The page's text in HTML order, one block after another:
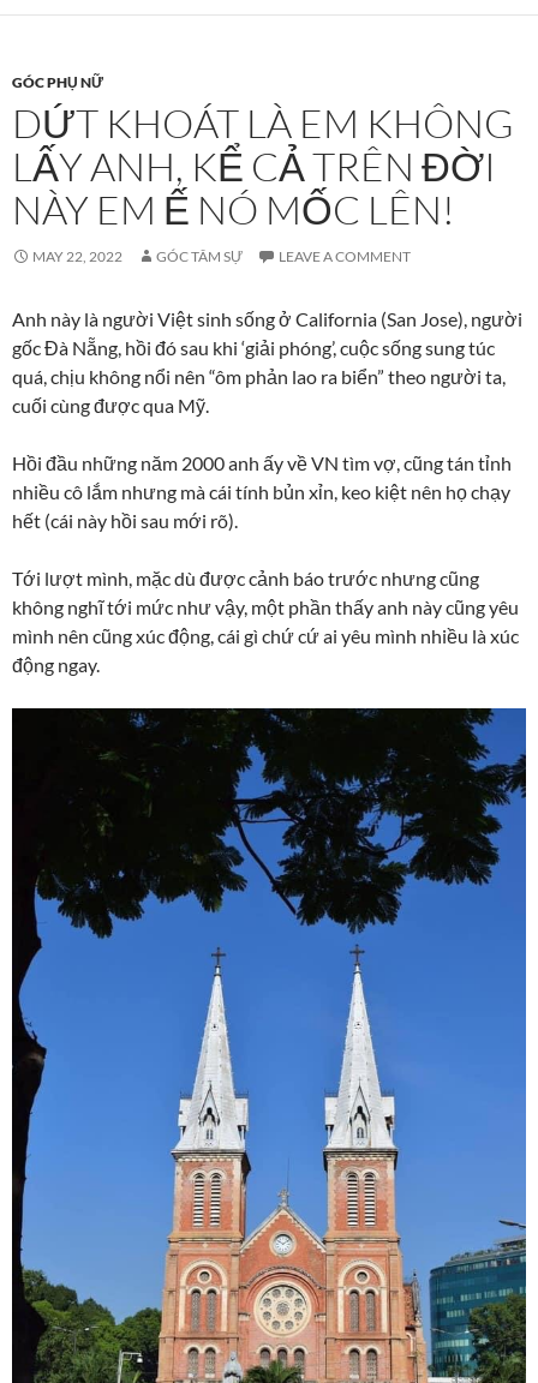
GÓC PHỤ NỮ
DỨT KHOÁT LÀ EM KHÔNG
LẤY ANH, KỂ CẢ TRÊN ĐỜI
NÀY EM Ế NÓ MỐC LÊN!
MAY 22, 2022 GÓC TÂM SỰ LEAVE A COMMENT
Anh này là người Việt sinh sống ở California (San Jose), người
gốc Đà Nẵng, hồi đó sau khi ‘giải phóng’, cuộc sống sung túc
quá, chịu không nổi nên “ôm phản lao ra biển” theo người ta,
cuối cùng được qua Mỹ.
Hồi đầu những năm 2000 anh ấy về VN tìm vợ, cũng tán tỉnh
nhiều cô lắm nhưng mà cái tính bủn xỉn, keo kiệt nên họ chạy
hết (cái này hồi sau mới rõ).
Tới lượt mình, mặc dù được cảnh báo trước nhưng cũng
không nghĩ tới mức như vậy, một phần thấy anh này cũng yêu
mình nên cũng xúc động, cái gì chứ cứ ai yêu mình nhiều là xúc
động ngay.